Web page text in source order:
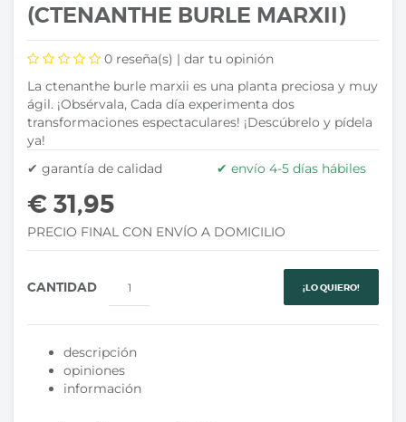
(CTENANTHE BURLE MARXII)
0 reseña(s) | dar tu opinión
La ctenanthe burle marxii es una planta preciosa y muy
ágil. ¡Obsérvala, Cada día experimenta dos
transformaciones espectaculares! ¡Descúbrelo y pídela
ya!
✔ garantía de calidad
✔ envío 4-5 días hábiles
€ 31,95
PRECIO FINAL CON ENVÍO A DOMICILIO
CANTIDAD ¡LO QUIERO!
descripción
opiniones
información